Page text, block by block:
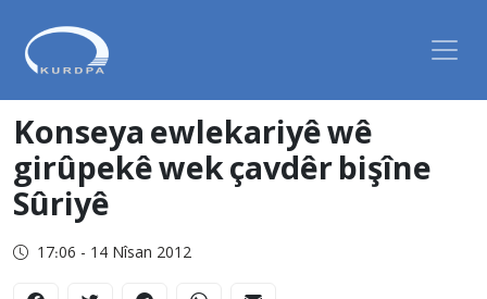
Konseya ewlekariyê wê
girûpekê wek çavdêr bişîne
Sûriyê
17:06 - 14 Nîsan 2012